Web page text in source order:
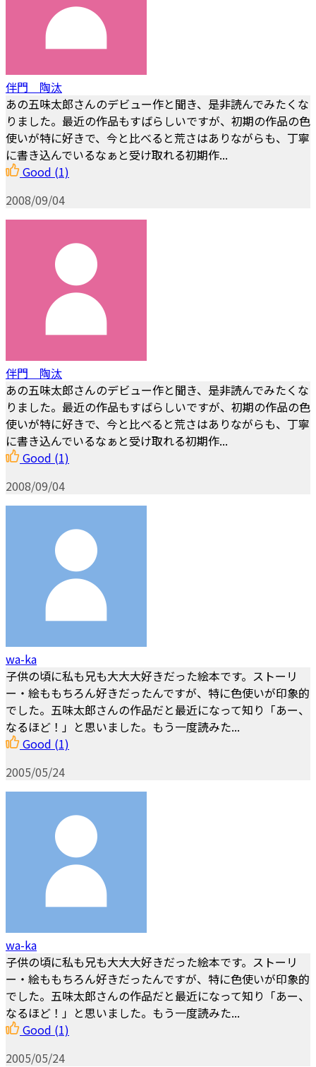
伴門 陶汰
あの五味太郎さんのデビュー作と聞き、是非読んでみたくな
りました。最近の作品もすばらしいですが、初期の作品の色
使いが特に好きで、今と比べると荒さはありながらも、丁寧
に書き込んでいるなぁと受け取れる初期作...
Good (1)
2008/09/04
伴門 陶汰
あの五味太郎さんのデビュー作と聞き、是非読んでみたくな
りました。最近の作品もすばらしいですが、初期の作品の色
使いが特に好きで、今と比べると荒さはありながらも、丁寧
に書き込んでいるなぁと受け取れる初期作...
Good (1)
2008/09/04
wa-ka
子供の頃に私も兄も大大大好きだった絵本です。ストーリ
ー・絵ももちろん好きだったんですが、特に色使いが印象的
でした。五味太郎さんの作品だと最近になって知り「あー、
なるほど！」と思いました。もう一度読みた...
Good (1)
2005/05/24
wa-ka
子供の頃に私も兄も大大大好きだった絵本です。ストーリ
ー・絵ももちろん好きだったんですが、特に色使いが印象的
でした。五味太郎さんの作品だと最近になって知り「あー、
なるほど！」と思いました。もう一度読みた...
Good (1)
2005/05/24